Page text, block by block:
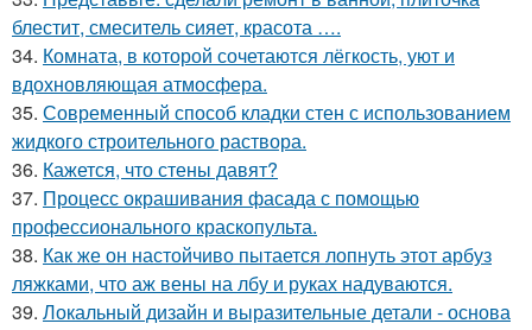
блестит, смеситель сияет, красота ….
34. Комната, в которой сочетаются лёгкость, уют и
вдохновляющая атмосфера.
35. Современный способ кладки стен с использованием
жидкого строительного раствора.
36. Кажется, что стены давят?
37. Процесс окрашивания фасада с помощью
профессионального краскопульта.
38. Как же он настойчиво пытается лопнуть этот арбуз
ляжками, что аж вены на лбу и руках надуваются.
39. Локальный дизайн и выразительные детали - основа